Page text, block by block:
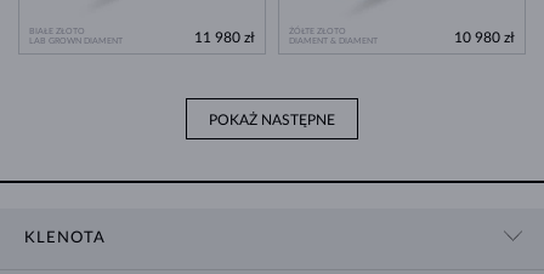
BIAŁE ZŁOTO
LAB GROWN DIAMENT
11 980 zł
ŻÓŁTE ZŁOTO
DIAMENT & DIAMENT
10 980 zł
POKAŻ NASTĘPNE
KLENOTA